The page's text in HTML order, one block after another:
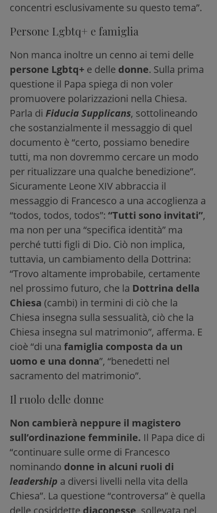
concentri esclusivamente su questo tema”.
Persone Lgbtq+ e famiglia
Non manca inoltre un cenno ai temi delle
persone Lgbtq+ e delle donne. Sulla prima
questione il Papa spiega di non voler
promuovere polarizzazioni nella Chiesa.
Parla di Fiducia Supplicans, sottolineando
che sostanzialmente il messaggio di quel
documento è “certo, possiamo benedire
tutti, ma non dovremmo cercare un modo
per ritualizzare una qualche benedizione”.
Sicuramente Leone XIV abbraccia il
messaggio di Francesco a una accoglienza a
“todos, todos, todos”: “Tutti sono invitati”,
ma non per una “specifica identità” ma
perché tutti figli di Dio. Ciò non implica,
tuttavia, un cambiamento della Dottrina:
“Trovo altamente improbabile, certamente
nel prossimo futuro, che la Dottrina della
Chiesa (cambi) in termini di ciò che la
Chiesa insegna sulla sessualità, ciò che la
Chiesa insegna sul matrimonio”, afferma. E
cioè “di una famiglia composta da un
uomo e una donna”, “benedetti nel
sacramento del matrimonio”.
Il ruolo delle donne
Non cambierà neppure il magistero
sull’ordinazione femminile. Il Papa dice di
“continuare sulle orme di Francesco
nominando donne in alcuni ruoli di
leadership a diversi livelli nella vita della
Chiesa”. La questione “controversa” è quella
delle cosiddette diaconesse , sollevata nel